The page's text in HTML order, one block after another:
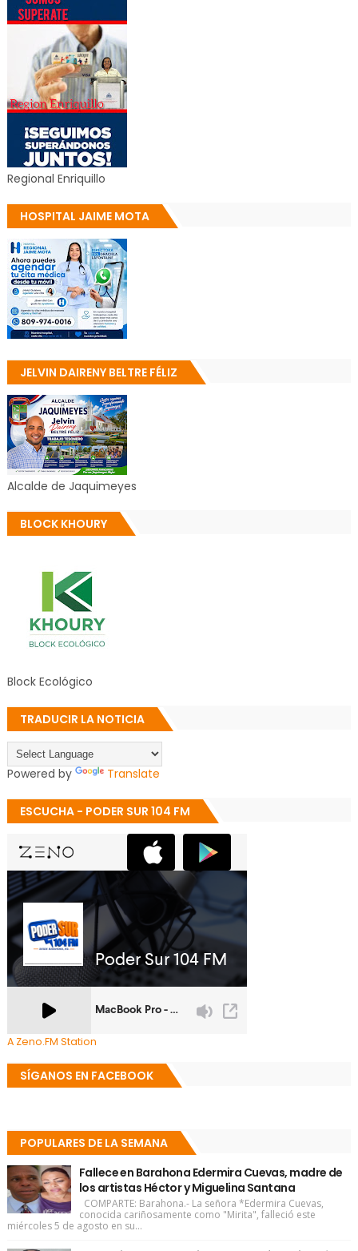
Regional Enriquillo
HOSPITAL JAIME MOTA
JELVIN DAIRENY BELTRE FÉLIZ
Alcalde de Jaquimeyes
BLOCK KHOURY
Block Ecológico
TRADUCIR LA NOTICIA
Powered by Translate
ESCUCHA - PODER SUR 104 FM
A Zeno.FM Station
SÍGANOS EN FACEBOOK
POPULARES DE LA SEMANA
Fallece en Barahona Edermira Cuevas, madre de
los artistas Héctor y Miguelina Santana
COMPARTE: Barahona.- La señora *Edermira Cuevas,
conocida cariñosamente como "Mirita", falleció este
miércoles 5 de agosto en su...